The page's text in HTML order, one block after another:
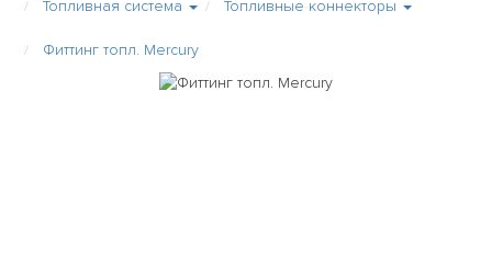
Топливная система Топливные коннекторы
Фиттинг топл. Mercury